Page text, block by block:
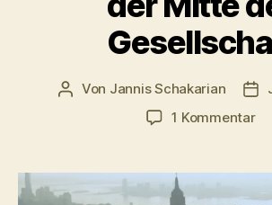
Beitragsautor
Von Jannis Schakarian
1 Kommentarzu